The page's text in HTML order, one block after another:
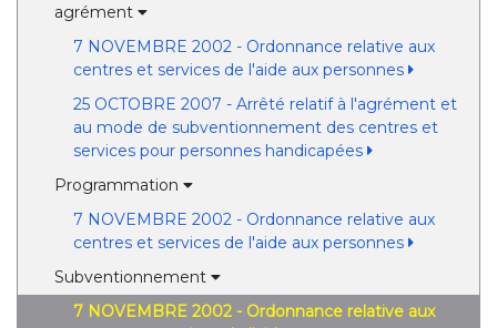
agrément
7 NOVEMBRE 2002 - Ordonnance relative aux
centres et services de l'aide aux personnes
25 OCTOBRE 2007 - Arrêté relatif à l'agrément et
au mode de subventionnement des centres et
services pour personnes handicapées
Programmation
7 NOVEMBRE 2002 - Ordonnance relative aux
centres et services de l'aide aux personnes
Subventionnement
7 NOVEMBRE 2002 - Ordonnance relative aux